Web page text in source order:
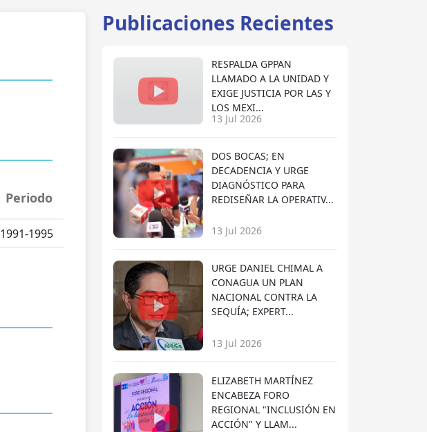
Periodo
1991-1995
Publicaciones Recientes
RESPALDA GPPAN
LLAMADO A LA UNIDAD Y
EXIGE JUSTICIA POR LAS Y
LOS MEXI...
13 Jul 2026
DOS BOCAS; EN
DECADENCIA Y URGE
DIAGNÓSTICO PARA
REDISEÑAR LA OPERATIV...
13 Jul 2026
URGE DANIEL CHIMAL A
CONAGUA UN PLAN
NACIONAL CONTRA LA
SEQUÍA; EXPERT...
13 Jul 2026
ELIZABETH MARTÍNEZ
ENCABEZA FORO
REGIONAL "INCLUSIÓN EN
ACCIÓN" Y LLAM...